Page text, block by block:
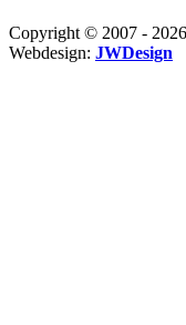
Copyright © 2007 -
Webdesign: JWDesign